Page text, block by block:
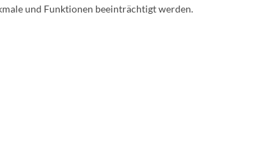
und Funktionen beeinträchtigt werden.